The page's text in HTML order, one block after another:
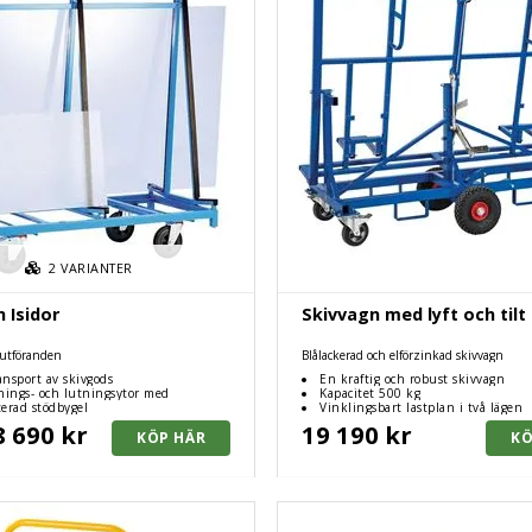
2VARIANTER
Isidor
av skivgods
och lutningsytor med
stödbygel
690 kr
Skivvagn med lyft och tilt
Blålackerad och elförzinkad skivvagn
En kraftig och robust skivvagn
Kapacitet 500 kg
Vinklingsbart lastplan i två lägen
19 190 kr